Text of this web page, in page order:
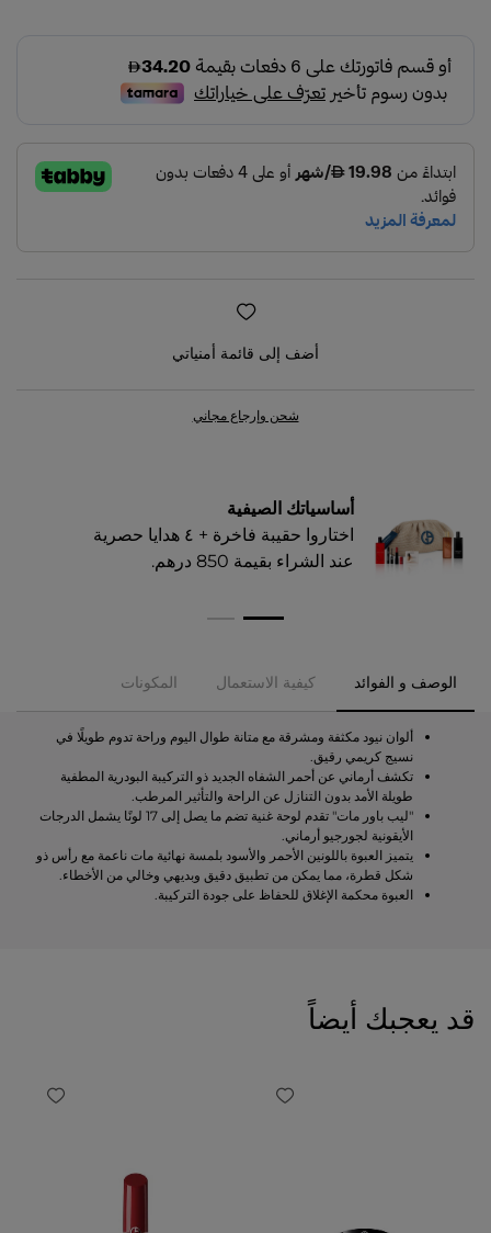
111
115
116
400
أضف إلى قائمة أمنياتي
شحن وإرجاع مجاني
أساسياتك الصيفية
اختاروا حقيبة فاخرة + ٤ هدايا حصرية
عند الشراء بقيمة 850 درهم.​
الوصف و الفوائد كيفية الاستعمال المكونات
ألوان نيود مكثفة ومشرقة مع متانة طوال اليوم وراحة تدوم طويلًا في
نسيج كريمي رقيق.
تكشف أرماني عن أحمر الشفاه الجديد ذو التركيبة البودرية المطفية
طويلة الأمد بدون التنازل عن الراحة والتأثير المرطب.
"ليب باور مات" تقدم لوحة غنية تضم ما يصل إلى 17 لونًا يشمل الدرجات
الأيقونية لجورجيو أرماني.
يتميز العبوة باللونين الأحمر والأسود بلمسة نهائية مات ناعمة مع رأس ذو
شكل قطرة، مما يمكن من تطبيق دقيق وبديهي وخالي من الأخطاء.
العبوة محكمة الإغلاق للحفاظ على جودة التركيبة.
قد يعجبك أيضاً